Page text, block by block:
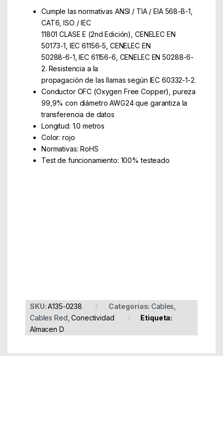
Cumple las normativas ANSI / TIA / EIA 568-B-1,
CAT6, ISO / IEC
11801 CLASE E (2nd Edición), CENELEC EN
50173-1, IEC 61156-5, CENELEC EN
50288-6-1, IEC 61156-6, CENELEC EN 50288-6-
2. Resistencia a la
propagación de las llamas según IEC 60332-1-2.
Conductor OFC (Oxygen Free Copper), pureza
99,9% con diámetro AWG24 que garantiza la
transferencia de datos
Longitud: 1.0 metros
Color: rojo
Normativas: RoHS
Test de funcionamiento: 100% testeado
SKU:A135-0238 Categorías:Cables
Cables Red ,Conectividad
Etiqueta:
Almacen D